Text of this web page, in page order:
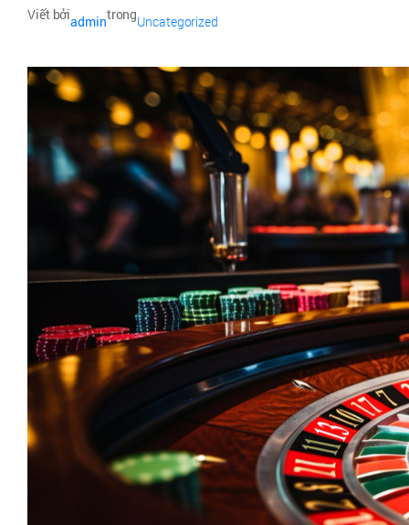
Viết bởiadmintrongUncategorized